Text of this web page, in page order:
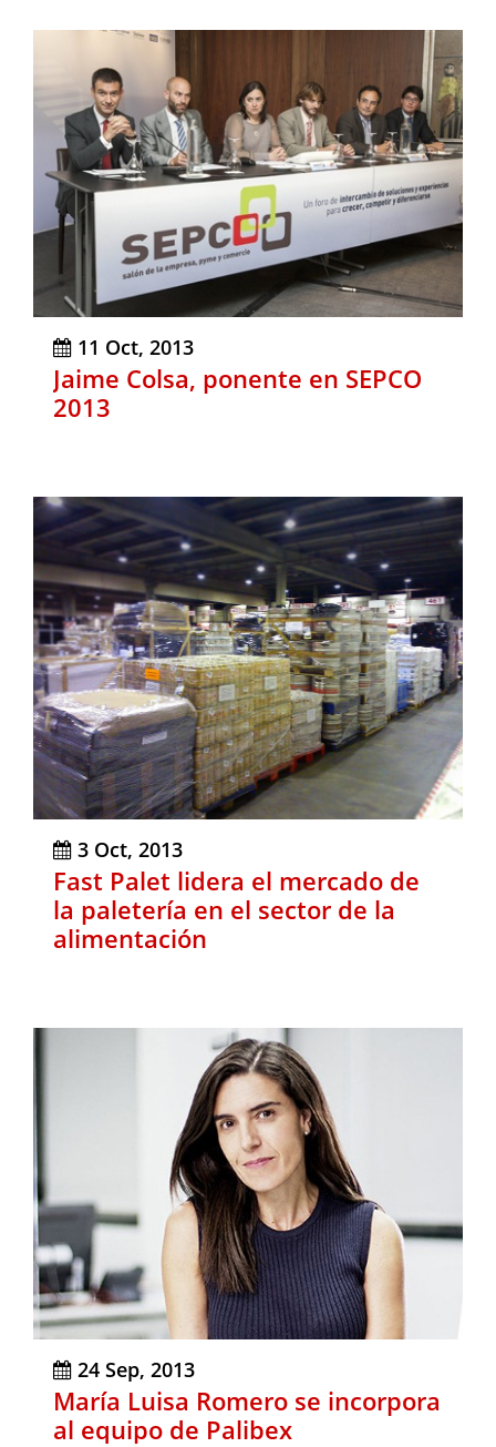
11 Oct, 2013
Jaime Colsa, ponente en SEPCO
2013
3 Oct, 2013
Fast Palet lidera el mercado de
la paletería en el sector de la
alimentación
24 Sep, 2013
María Luisa Romero se incorpora
al equipo de Palibex